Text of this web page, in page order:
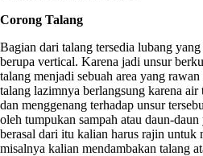
Corong Talang
Bagian dari talang tersedia lubang
berupa vertical. Karena jadi unsur
talang menjadi sebuah area yang
talang lazimnya berlangsung karena
dan menggenang terhadap unsur
oleh tumpukan sampah atau daun-
berasal dari itu kalian harus rajin untuk
misalnya kalian mendambakan talang